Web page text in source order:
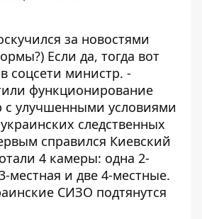
за новостями
Если да, тогда вот
соцсети министр. -
функционирование
с улучшенными условиями
следственных
справился Киевский
4 камеры: одна 2-
местная и две 4-местные.
СИЗО подтянутся